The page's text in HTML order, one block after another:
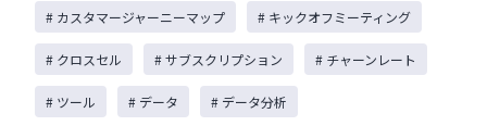
# カスタマージャーニーマップ # キックオフミーティング
# クロスセル # サブスクリプション # チャーンレート
# ツール # データ # データ分析